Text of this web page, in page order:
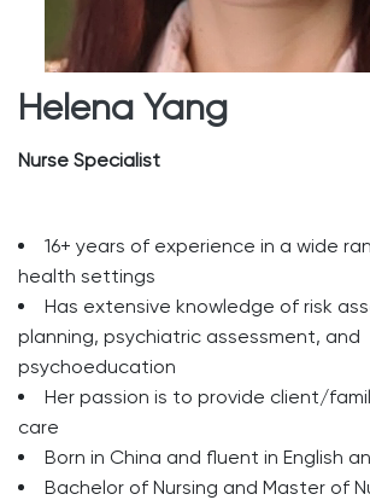
Helena Yang
Nurse Specialist
16+ years of experience in a wide
health settings
Has extensive knowledge of risk
planning, psychiatric assessment, and
psychoeducation
Her passion is to provide client/
care
Born in China and fluent in English
Bachelor of Nursing and Master of